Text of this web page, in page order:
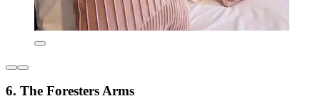
6. The Foresters Arms